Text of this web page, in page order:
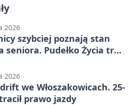
2026
szybciej poznają stan
seniora. Pudełko Życia trafi
2026
we Włoszakowicach. 25-
prawo jazdy